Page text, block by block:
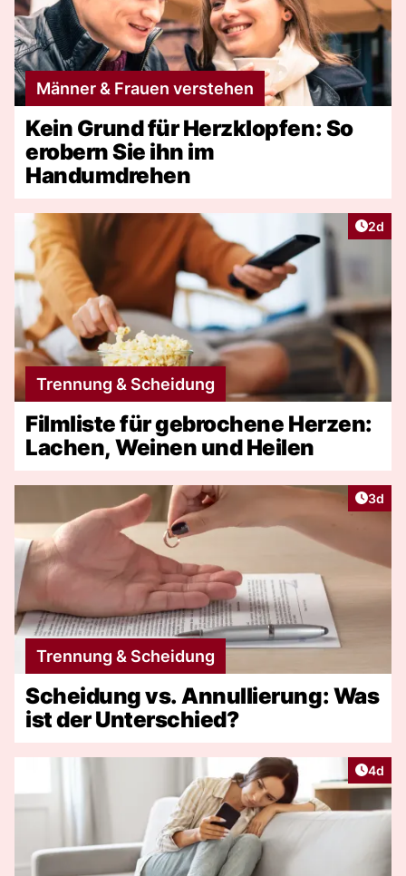
Männer & Frauen verstehen
Kein Grund für Herzklopfen: So
erobern Sie ihn im
Handumdrehen
2d
Trennung & Scheidung
Filmliste für gebrochene Herzen:
Lachen, Weinen und Heilen
3d
Trennung & Scheidung
Scheidung vs. Annullierung: Was
ist der Unterschied?
4d